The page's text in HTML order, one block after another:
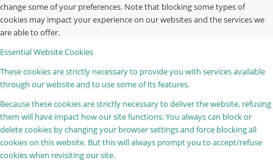
change some of your preferences. Note that blocking some types of
cookies may impact your experience on our websites and the services we
are able to offer.
Essential Website Cookies
These cookies are strictly necessary to provide you with services available
through our website and to use some of its features.
Because these cookies are strictly necessary to deliver the website, refusing
them will have impact how our site functions. You always can block or
delete cookies by changing your browser settings and force blocking all
cookies on this website. But this will always prompt you to accept/refuse
cookies when revisiting our site.